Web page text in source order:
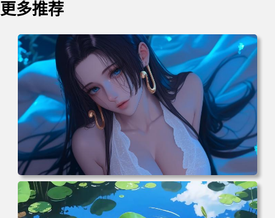
更多推荐
电脑壁纸 二次元角色 动漫角色 女帝 波雅·汉库克 波雅汉库
克 海贼王 电脑桌面 高清壁纸 壁纸下载 壁纸大全